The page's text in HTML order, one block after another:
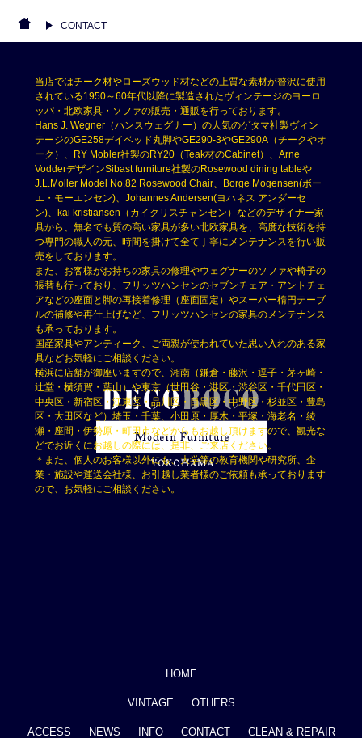
CONTACT
当店ではチーク材やローズウッド材などの上質な素材が贅沢に使用
されている1950～60年代以降に製造されたヴィンテージのヨーロ
ッパ・北欧家具・ソファの販売・通販を行っております。
Hans J. Wegner（ハンスウェグナー）の人気のゲタマ社製ヴィン
テージのGE258デイベッド丸脚やGE290-3やGE290A（チークやオ
ーク）、RY Mobler社製のRY20（Teak材のCabinet）、Arne
VodderデザインSibast furniture社製のRosewood dining tableや
J.L.Moller Model No.82 Rosewood Chair、Borge Mogensen(ボー
エ・モーエンセン)、Johannes Andersen(ヨハネス アンダーセ
ン)、kai kristiansen（カイクリスチャンセン）などのデザイナー家
具から、無名でも質の高い家具が多い北欧家具を、高度な技術を持
つ専門の職人の元、時間を掛けて全て丁寧にメンテナンスを行い販
売をしております。
また、お客様がお持ちの家具の修理やウェグナーのソファや椅子の
張替も行っており、フリッツハンセンのセブンチェア・アントチェ
アなどの座面と脚の再接着修理（座面固定）やスーパー楕円テーブ
ルの補修や再仕上げなど、フリッツハンセンの家具のメンテナンス
も承っております。
国産家具やアンティーク、ご両親が使われていた思い入れのある家
具などお気軽にご相談ください。
横浜に店舗が御座いますので、湘南（鎌倉・藤沢・逗子・茅ヶ崎・
辻堂・横須賀・葉山）や東京（世田谷・港区・渋谷区・千代田区・
中央区・新宿区・江東区・品川区・目黒区・中野区・杉並区・豊島
区・大田区など）埼玉・千葉、小田原・厚木・平塚・海老名・綾
瀬・座間・伊勢原・町田市などからもお越し頂けますので、観光な
どでお近くにお越しの際には、是非、ご来店ください。
＊また、個人のお客様以外にも、大学等の教育機関や研究所、企
業・施設や運送会社様、お引越し業者様のご依頼も承っております
ので、お気軽にご相談ください。
HOME
VINTAGE OTHERS
ACCESS NEWS INFO CONTACT CLEAN & REPAIR